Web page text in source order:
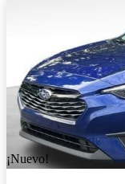
¡Nuevo!